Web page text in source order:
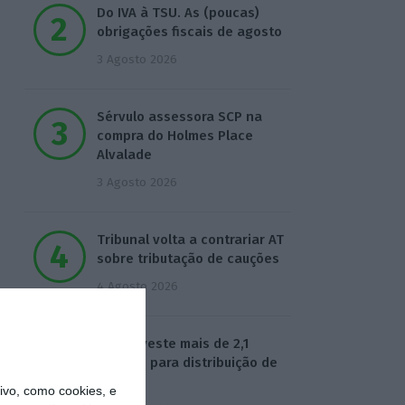
como cookies, e
Do IVA à TSU. As (poucas)
obrigações fiscais de agosto
3 Agosto 2026
Sérvulo assessora SCP na
compra do Holmes Place
Alvalade
3 Agosto 2026
Tribunal volta a contrariar AT
sobre tributação de cauções
4 Agosto 2026
Beja investe mais de 2,1
milhões para distribuição de